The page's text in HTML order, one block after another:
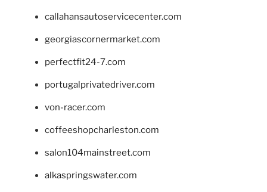
callahansautoservicecenter.com
georgiascornermarket.com
perfectfit24-7.com
portugalprivatedriver.com
von-racer.com
coffeeshopcharleston.com
salon104mainstreet.com
alkaspringswater.com